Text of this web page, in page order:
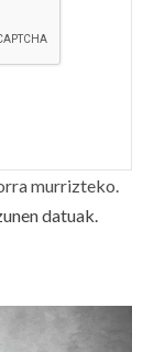
murrizteko.
datuak.